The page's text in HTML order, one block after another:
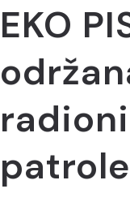
EKO